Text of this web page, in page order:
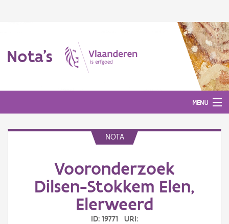
Nota's
MENU
NOTA
Vooronderzoek
Dilsen-Stokkem Elen,
Elerweerd
ID: 19771 URI: